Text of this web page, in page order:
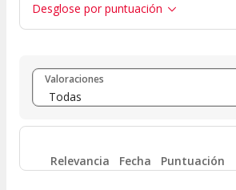
Desglose por puntuación
Entre 8 y 10 (82)
Entre 6 y 8 (5)
Entre 4 y 6 1
Valoraciones
Relevancia Fecha Puntuación